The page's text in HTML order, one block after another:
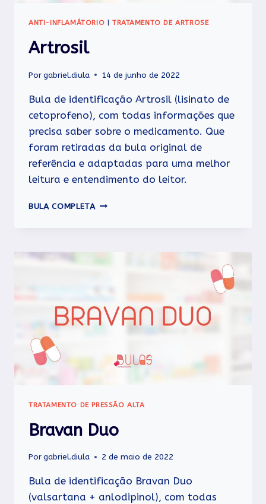
ANTI-INFLAMÁTORIO TRATAMENTO DE ARTROSE
Artrosil
Porgabriel.diula 14 de junho de 2022
Bula de identificação Artrosil (lisinato de
cetoprofeno), com todas informações que
precisa saber sobre o medicamento. Que
foram retiradas da bula original de
referência e adaptadas para uma melhor
leitura e entendimento do leitor.
BULA COMPLETA ARTROSIL
TRATAMENTO DE PRESSÃO ALTA
Bravan Duo
Porgabriel.diula 2 de maio de 2022
Bula de identificação Bravan Duo
(valsartana + anlodipinol), com todas